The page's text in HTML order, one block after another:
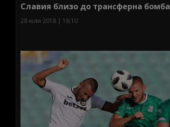
Славия близо до трансферна бомба
28 юли 2018 | 16:10